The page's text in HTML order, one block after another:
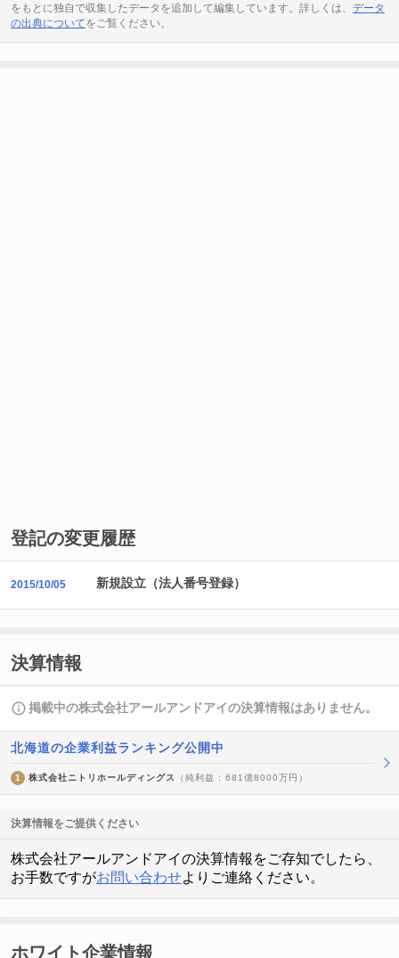
をもとに独自で収集したデータを追加して編集しています。詳しくは、 データ
の出典についてをご覧ください。
登記の変更履歴
2015/10/05 新規設立（法人番号登録）
決算情報
掲載中の株式会社アールアンドアイの決算情報はありません。
北海道の企業利益ランキング公開中
1 株式会社ニトリホールディングス （純利益 : 681億8000万円）
決算情報をご提供ください
株式会社アールアンドアイの決算情報をご存知でしたら、
お手数ですがお問い合わせよりご連絡ください。
ホワイト企業情報